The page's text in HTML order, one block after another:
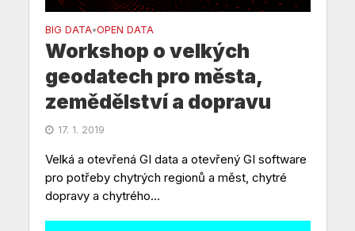
BIG DATA•OPEN DATA
Workshop o velkých
geodatech pro města,
zemědělství a dopravu
17. 1. 2019
Velká a otevřená GI data a otevřený GI software
pro potřeby chytrých regionů a měst, chytré
dopravy a chytrého...